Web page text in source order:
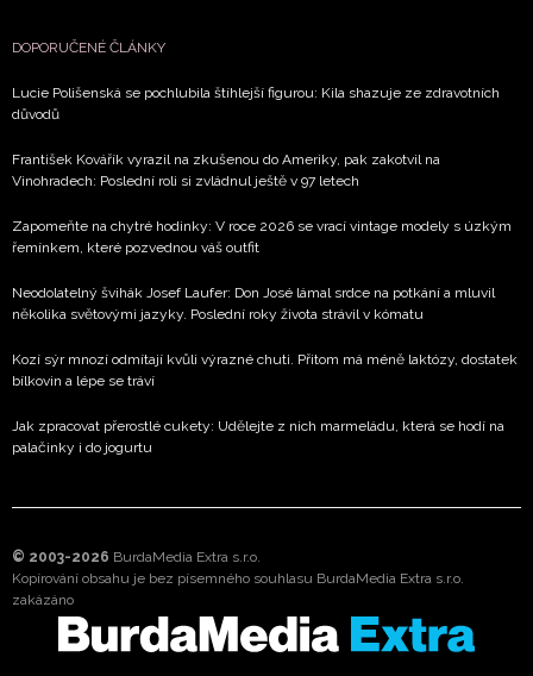
DOPORUČENÉ ČLÁNKY
Lucie Polišenská se pochlubila štíhlejší figurou: Kila shazuje ze zdravotních
důvodů
František Kovářík vyrazil na zkušenou do Ameriky, pak zakotvil na
Vinohradech: Poslední roli si zvládnul ještě v 97 letech
Zapomeňte na chytré hodinky: V roce 2026 se vrací vintage modely s úzkým
řemínkem, které pozvednou váš outfit
Neodolatelný švihák Josef Laufer: Don José lámal srdce na potkání a mluvil
několika světovými jazyky. Poslední roky života strávil v kómatu
Kozí sýr mnozí odmítají kvůli výrazné chuti. Přitom má méně laktózy, dostatek
bílkovin a lépe se tráví
Jak zpracovat přerostlé cukety: Udělejte z nich marmeládu, která se hodí na
palačinky i do jogurtu
© 2003-2026 BurdaMedia Extra s.r.o.
Kopírování obsahu je bez písemného souhlasu BurdaMedia Extra s.r.o.
zakázáno